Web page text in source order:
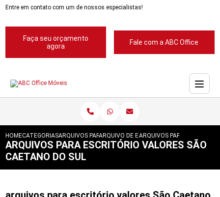
Entre em contato com um de nossos especialistas!
Faça seu orçamento
agora
Fale com a ABC Office
HOMECATEGORIASARQUIVOS PARA ESCRITORIOS
ARQUIVO DE ESCRITORIOS
ARQUIVOS PARA
ARQUIVOS PARA ESCRITÓRIO VALORES SÃO
CAETANO DO SUL